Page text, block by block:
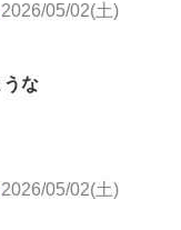
2026/05/02(土)
うな
2026/05/02(土)